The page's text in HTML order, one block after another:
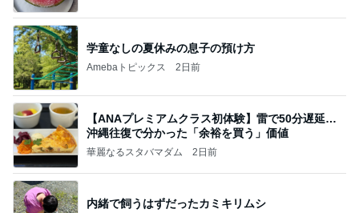
学童なしの夏休みの息子の預け方
Amebaトピックス 2日前
【ANAプレミアムクラス初体験】雷で50分遅延…
沖縄往復で分かった「余裕を買う」価値
華麗なるスタバマダム 2日前
内緒で飼うはずだったカミキリムシ